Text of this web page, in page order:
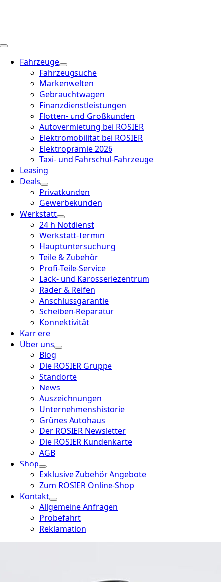
Fahrzeuge
Fahrzeugsuche
Markenwelten
Gebrauchtwagen
Finanzdienstleistungen
Flotten- und Großkunden
Autovermietung bei ROSIER
Elektromobilität bei ROSIER
Elektroprämie 2026
Taxi- und Fahrschul-Fahrzeuge
Leasing
Deals
Privatkunden
Gewerbekunden
Werkstatt
24 h Notdienst
Werkstatt-Termin
Hauptuntersuchung
Teile & Zubehör
Profi-Teile-Service
Lack- und Karosseriezentrum
Räder & Reifen
Anschlussgarantie
Scheiben-Reparatur
Konnektivität
Karriere
Über uns
Blog
Die ROSIER Gruppe
Standorte
News
Auszeichnungen
Unternehmenshistorie
Grünes Autohaus
Der ROSIER Newsletter
Die ROSIER Kundenkarte
AGB
Shop
Exklusive Zubehör Angebote
Zum ROSIER Online-Shop
Kontakt
Allgemeine Anfragen
Probefahrt
Reklamation